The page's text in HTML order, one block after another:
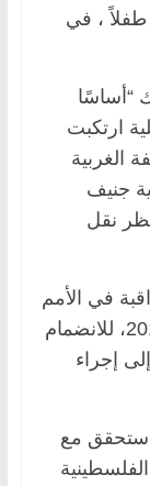
فلسطيني ، من بينهم أكثر من 40 طفلاً ، في
“أساسًا
ارتكبت
الغربية
جنيف
نقل
في الأمم
المتحدة، الذي حصلت عليه في عام 2012، للانضمام
إجراء
ستحقق مع